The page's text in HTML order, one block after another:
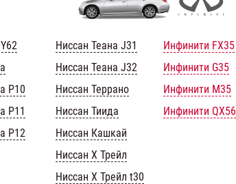
Р10
Р11
Р12
Ниссан Теана J31
Ниссан Теана J32
Ниссан Террано
Ниссан Тиида
Ниссан Кашкай
Ниссан Х Трейл
Ниссан Х Трейл t30
Инфинити FX35
Инфинити G35
Инфинити M35
Инфинити QX56